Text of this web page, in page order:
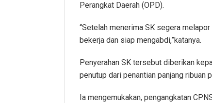
Perangkat Daerah (OPD).
“Setelah menerima SK segera
bekerja dan siap mengabdi,”katanya.
Penyerahan SK tersebut diberikan
penutup dari penantian panjang
Ia mengemukakan, pengangkatan